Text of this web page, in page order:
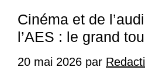
Cinéma et de
l’AES : le grand
20 mai 2026 par